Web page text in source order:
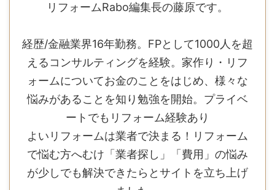
リフォームRabo編集長の藤原です。
経歴/金融業界16年勤務。FPとして1000人を超
えるコンサルティングを経験。家作り・リフ
ォームについてお金のことをはじめ、様々な
悩みがあることを知り勉強を開始。プライベ
ートでもリフォーム経験あり
よいリフォームは業者で決まる！リフォーム
で悩む方へむけ「業者探し」「費用」の悩み
が少しでも解決できたらとサイトを立ち上げ